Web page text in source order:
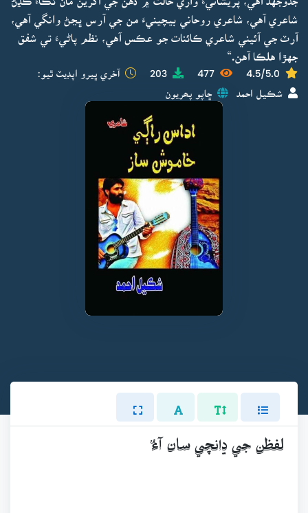
شاعري آهي، شاعري روحاني بيچينيءَ من جي آرس ڀڃڻ وانگي آهي،
آرٽ جي آئيني شاعري ڪائنات جو عڪس آهي، نظم پاڻيءَ تي شفق
جهڙا هلڪا آهن.“
4.5/5.0
477
203 آخري ڀيرو اپڊيٽ ٿيو:
شڪيل احمد ڇاپو پھريون
لفظن جي ڍانچي سان آءٌ